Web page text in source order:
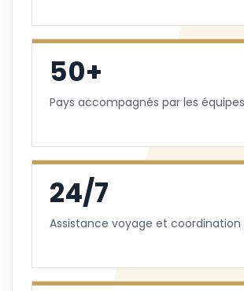
50+
Pays accompagnés par les
24/7
Assistance voyage et